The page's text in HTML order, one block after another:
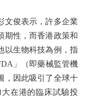
俊表示，許多企業
期性，而香港政策和
以生物科技為例，指
」（即藥械監管機
，因此吸引了全球十
在港的臨床試驗投